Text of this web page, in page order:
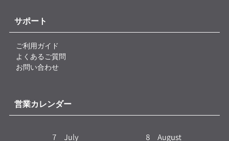
サポート
ご利用ガイド
よくあるご質問
お問い合わせ
営業カレンダー